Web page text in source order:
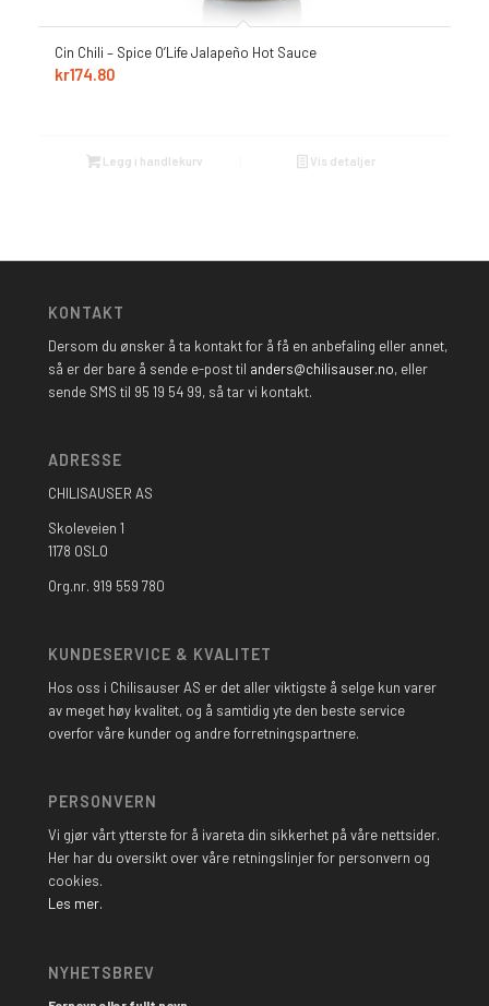
Cin Chili – Spice O’Life Jalapeño Hot Sauce
kr174.80
Legg i handlekurv Vis detaljer
KONTAKT
Dersom du ønsker å ta kontakt for å få en anbefaling eller annet,
så er der bare å sende e-post til anders@chilisauser.no, eller
sende SMS til 95 19 54 99, så tar vi kontakt.
ADRESSE
CHILISAUSER AS
Skoleveien 1
1178 OSLO
Org.nr. 919 559 780
KUNDESERVICE & KVALITET
Hos oss i Chilisauser AS er det aller viktigste å selge kun varer
av meget høy kvalitet, og å samtidig yte den beste service
overfor våre kunder og andre forretningspartnere.
PERSONVERN
Vi gjør vårt ytterste for å ivareta din sikkerhet på våre nettsider.
Her har du oversikt over våre retningslinjer for personvern og
cookies.
Les mer.
NYHETSBREV